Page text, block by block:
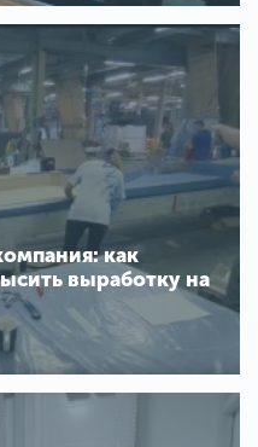
как
выработку на